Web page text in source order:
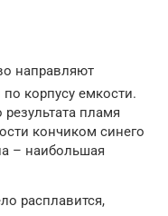
направляют
корпусу емкости.
пламя
кончиком синего
– наибольшая
расплавится,